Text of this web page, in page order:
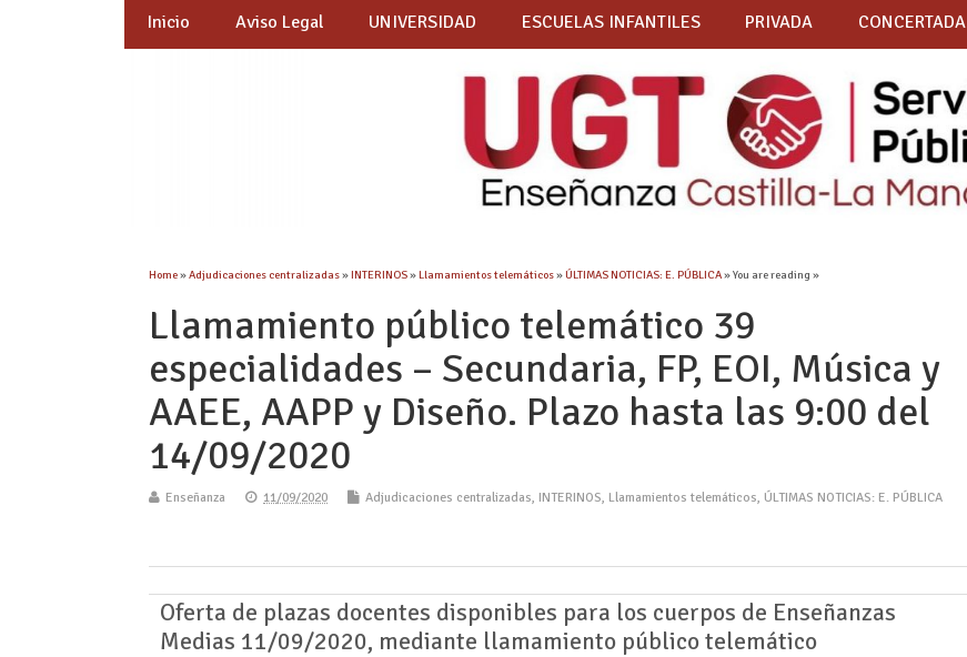
Inicio Aviso Legal UNIVERSIDAD ESCUELAS INFANTILES PRIVADA CONCERTADA
Home»Adjudicaciones centralizadas»INTERINOS»Llamamientos telemáticos»ÚLTIMAS NOTICIAS: E. PÚBLICA» You are reading »
Llamamiento público telemático 39
especialidades – Secundaria, FP, EOI, Música y
AAEE, AAPP y Diseño. Plazo hasta las 9:00 del
14/09/2020
Enseñanza 11/09/2020 Adjudicaciones centralizadas, INTERINOS, Llamamientos telemáticos, ÚLTIMAS NOTICIAS: E. PÚBLICA
Oferta de plazas docentes disponibles para los cuerpos de Enseñanzas
Medias 11/09/2020, mediante llamamiento público telemático